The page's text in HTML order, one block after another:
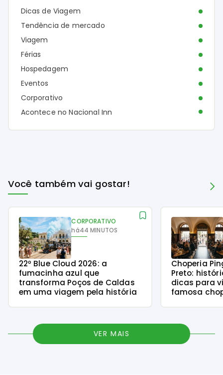
Dicas de Viagem
Tendência de mercado
Viagem
Férias
Hospedagem
Eventos
Corporativo
Acontece no Nacional Inn
Você também vai gostar!
CORPORATIVO
há44 MINUTOS
22º Blue Cloud 2026: a
fumacinha azul que
transforma Poços de Caldas
em uma viagem pela história
Choperia
Preto:
dicas para
famosa
VER MAIS